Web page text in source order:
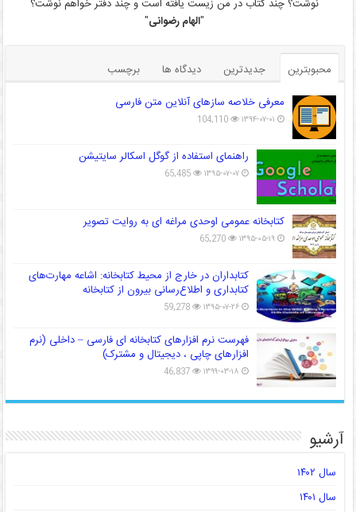
نوشت؟ چند کتاب در من زیست یافته است و چند دفتر خواهم نوشت؟
"الهام رضوانی"
محبوبترین جدیدترین دیدگاه ها
برچسب
معرفی خلاصه سازهای آنلاین متن فارسی
۱۳۹۴-۰۷-۰۱ 104,110
راهنمای استفاده از گوگل اسکالر سایتیشن
۱۳۹۵-۰۷-۰۷ 65,485
کتابخانه عمومی اوحدی مراغه ای به روایت تصویر
۱۳۹۵-۰۵-۱۹ 65,270
کتابداران در خارج از محیط کتابخانه: اشاعه مهارت‌های
کتابداری و اطلاع‌رسانی بیرون از کتابخانه
۱۳۹۵-۰۷-۲۶ 59,278
فهرست نرم افزارهای کتابخانه ای فارسی – داخلی (نرم
افزارهای چاپی ، دیجیتال و مشترک)
۱۳۹۹-۰۳-۱۸ 46,837
آرشیو
سال ۱۴۰۲
سال ۱۴۰۱